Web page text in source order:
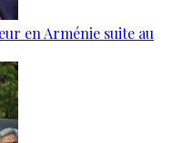
en Arménie suite au